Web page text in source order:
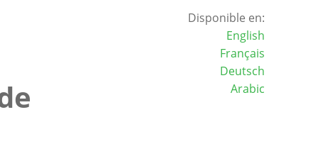
Disponible en:
English
Français
Deutsch
Arabic